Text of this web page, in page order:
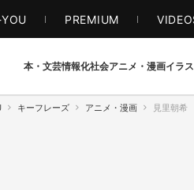
PREMIUM
本・文芸情報化社会アニメ・漫画イラ
キーフレーズ アニメ・漫画 見里朝希